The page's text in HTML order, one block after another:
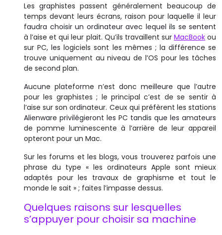
Les graphistes passent généralement beaucoup de
temps devant leurs écrans, raison pour laquelle il leur
faudra choisir un ordinateur avec lequel ils se sentent
à l’aise et qui leur plait. Qu’ils travaillent sur MacBookou
sur PC, les logiciels sont les mêmes ; la différence se
trouve uniquement au niveau de l’OS pour les tâches
de second plan.
Aucune plateforme n’est donc meilleure que l’autre
pour les graphistes ; le principal c’est de se sentir à
l’aise sur son ordinateur. Ceux qui préfèrent les stations
Alienware privilégieront les PC tandis que les amateurs
de pomme luminescente à l’arrière de leur appareil
opteront pour un Mac.
Sur les forums et les blogs, vous trouverez parfois une
phrase du type « les ordinateurs Apple sont mieux
adaptés pour les travaux de graphisme et tout le
monde le sait » ; faites l’impasse dessus.
Quelques raisons sur lesquelles
s’appuyer pour choisir sa machine